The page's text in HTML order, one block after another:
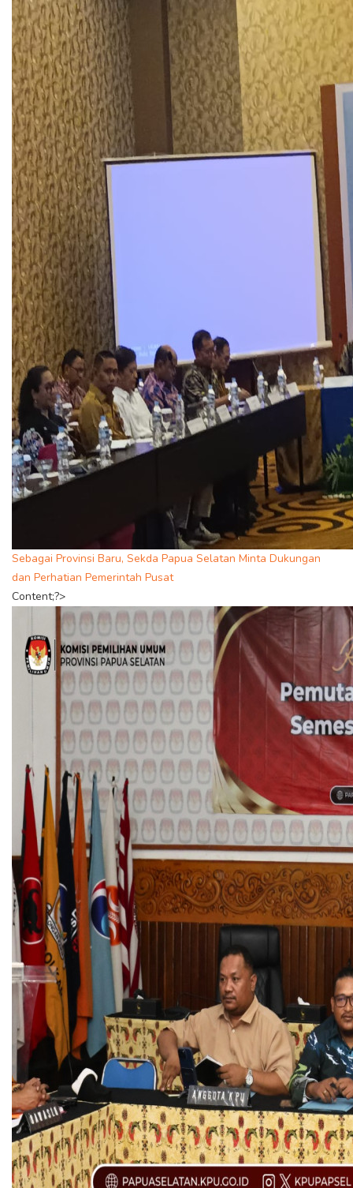
Sebagai Provinsi Baru, Sekda Papua Selatan Minta Dukungan
dan Perhatian Pemerintah Pusat
Content;?>